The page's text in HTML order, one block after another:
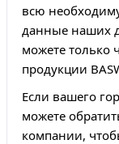
всю
данные наших
можете только
продукции
Если вашего
можете
компании,